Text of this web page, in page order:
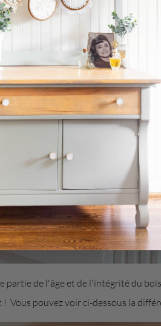
partie de l'âge et de l'intégrité du
Vous pouvez voir ci-dessous la